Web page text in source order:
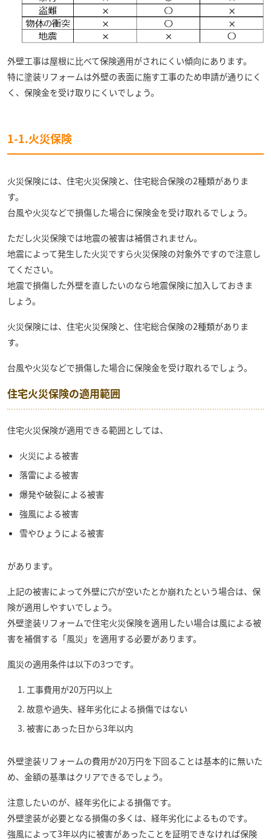
外壁工事は屋根に比べて保険適用がされにくい傾向にあります。
特に塗装リフォームは外壁の表面に施す工事のため申請が通りにく
く、保険金を受け取りにくいでしょう。
1-1.火災保険
火災保険には、住宅火災保険と、住宅総合保険の2種類がありま
す。
台風や火災などで損傷した場合に保険金を受け取れるでしょう。
ただし火災保険では地震の被害は補償されません。
地震によって発生した火災ですら火災保険の対象外ですので注意し
てください。
地震で損傷した外壁を直したいのなら地震保険に加入しておきま
しょう。
火災保険には、住宅火災保険と、住宅総合保険の2種類がありま
す。
台風や火災などで損傷した場合に保険金を受け取れるでしょう。
住宅火災保険の適用範囲
住宅火災保険が適用できる範囲としては、
火災による被害
落雷による被害
爆発や破裂による被害
強風による被害
雪やひょうによる被害
があります。
上記の被害によって外壁に穴が空いたとか崩れたという場合は、保
険が適用しやすいでしょう。
外壁塗装リフォームで住宅火災保険を適用したい場合は風による被
害を補償する「風災」を適用する必要があります。
風災の適用条件は以下の3つです。
工事費用が20万円以上
故意や過失、経年劣化による損傷ではない
被害にあった日から3年以内
外壁塗装リフォームの費用が20万円を下回ることは基本的に無いた
め、金額の基準はクリアできるでしょう。
注意したいのが、経年劣化による損傷です。
外壁塗装が必要となる損傷の多くは、経年劣化によるものです。
強風によって3年以内に被害があったことを証明できなければ保険